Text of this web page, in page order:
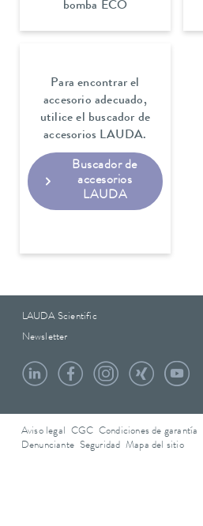
bomba ECO
Para encontrar el
accesorio adecuado,
utilice el buscador de
accesorios LAUDA.
Buscador de
accesorios
LAUDA
LAUDA Scientific
Newsletter
Aviso legal CGC Condiciones de garantía
Denunciante Seguridad Mapa del sitio